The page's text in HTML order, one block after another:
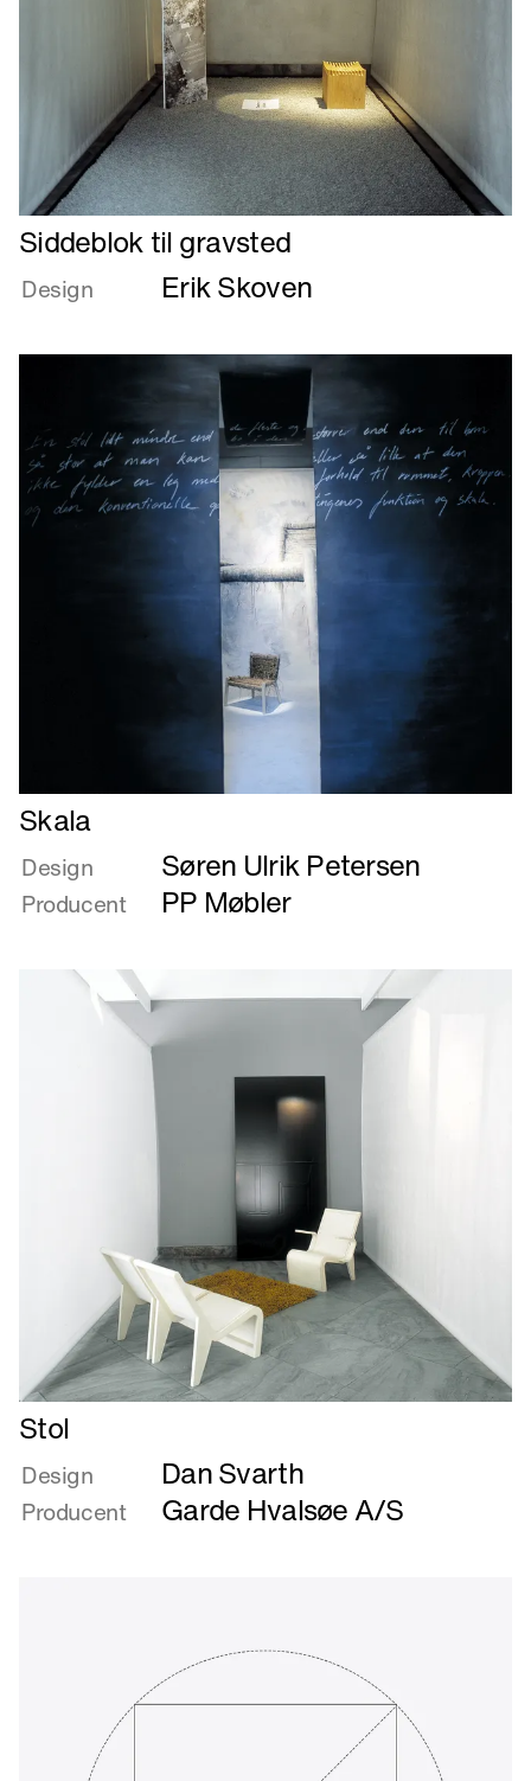
Læs
mere
om
Siddeblok til gravsted
Design Erik Skoven
Læs
mere
om
Skala
Skala
Design Søren Ulrik Petersen
Producent PP Møbler
Læs
mere
om
Stol
Stol
Design Dan Svarth
Producent Garde Hvalsøe A/S